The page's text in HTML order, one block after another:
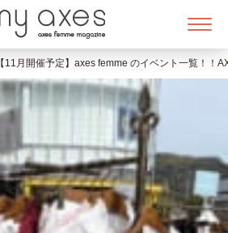
【11月開催予定】axes femme のイベント一覧！